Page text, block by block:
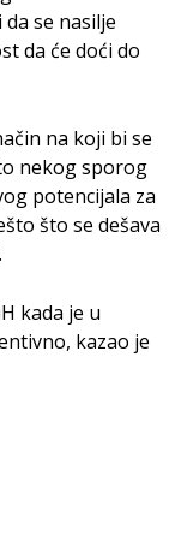
se nasilje
da će doći do
na koji bi se
nekog sporog
potencijala za
što se dešava
kada je u
kazao je